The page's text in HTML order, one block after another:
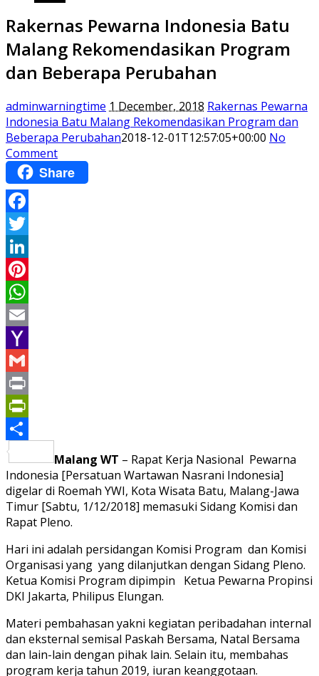
Rakernas Pewarna Indonesia Batu
Malang Rekomendasikan Program
dan Beberapa Perubahan
adminwarningtime 1 December, 2018 Rakernas Pewarna
Indonesia Batu Malang Rekomendasikan Program dan
Beberapa Perubahan2018-12-01T12:57:05+00:00 No
Comment
Share
Facebook
Twitter
LinkedIn
Pinterest
WhatsApp
Email
Yahoo
Mail
Gmail
Print
PrintFriendly
Share
Malang WT – Rapat Kerja Nasional Pewarna
Indonesia [Persatuan Wartawan Nasrani Indonesia]
digelar di Roemah YWI, Kota Wisata Batu, Malang-Jawa
Timur [Sabtu, 1/12/2018] memasuki Sidang Komisi dan
Rapat Pleno.
Hari ini adalah persidangan Komisi Program dan Komisi
Organisasi yang yang dilanjutkan dengan Sidang Pleno.
Ketua Komisi Program dipimpin Ketua Pewarna Propinsi
DKI Jakarta, Philipus Elungan.
Materi pembahasan yakni kegiatan peribadahan internal
dan eksternal semisal Paskah Bersama, Natal Bersama
dan lain-lain dengan pihak lain. Selain itu, membahas
program kerja tahun 2019, iuran keanggotaan.